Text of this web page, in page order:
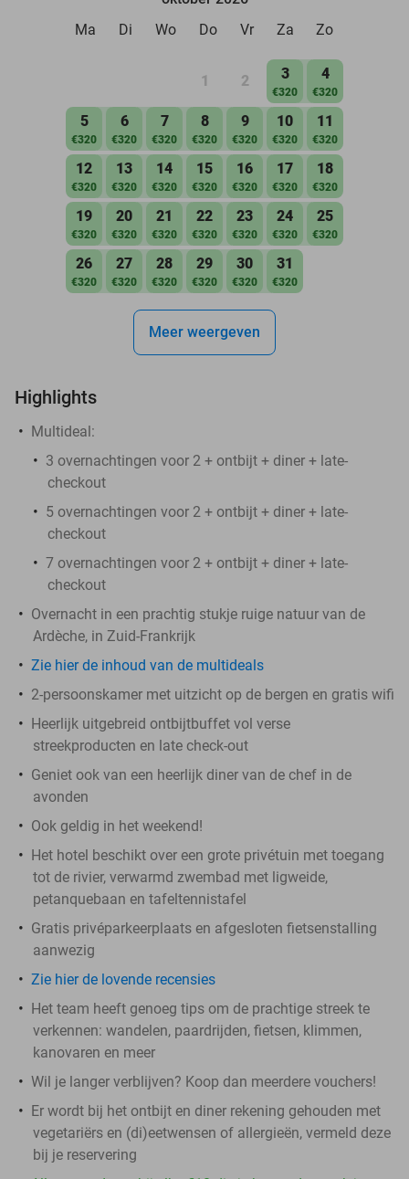
Ma
Di Wo Do Vr Za Zo
1 2 3
€320
4
€320
5
€320
6
€320
7
€320
8
€320
9
€320
10
€320
11
€320
12
€320
13
€320
14
€320
15
€320
16
€320
17
€320
18
€320
19
€320
20
€320
21
€320
22
€320
23
€320
24
€320
25
€320
26
€320
27
€320
28
€320
29
€320
30
€320
31
€320
Meer weergeven
Highlights
Multideal:
3 overnachtingen voor 2 + ontbijt + diner + late-
checkout
5 overnachtingen voor 2 + ontbijt + diner + late-
checkout
7 overnachtingen voor 2 + ontbijt + diner + late-
checkout
Overnacht in een prachtig stukje ruige natuur van de
Ardèche, in Zuid-Frankrijk
Zie hier de inhoud van de multideals
2-persoonskamer met uitzicht op de bergen en gratis wifi
Heerlijk uitgebreid ontbijtbuffet vol verse
streekproducten en late check-out
Geniet ook van een heerlijk diner van de chef in de
avonden
Ook geldig in het weekend!
Het hotel beschikt over een grote privétuin met toegang
tot de rivier, verwarmd zwembad met ligweide,
petanquebaan en tafeltennistafel
Gratis privéparkeerplaats en afgesloten fietsenstalling
aanwezig
Zie hier de lovende recensies
Het team heeft genoeg tips om de prachtige streek te
verkennen: wandelen, paardrijden, fietsen, klimmen,
kanovaren en meer
Wil je langer verblijven? Koop dan meerdere vouchers!
Er wordt bij het ontbijt en diner rekening gehouden met
vegetariërs en (di)eetwensen of allergieën, vermeld deze
bij je reservering